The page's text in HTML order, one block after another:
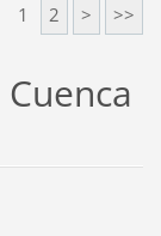
1 2 > >>